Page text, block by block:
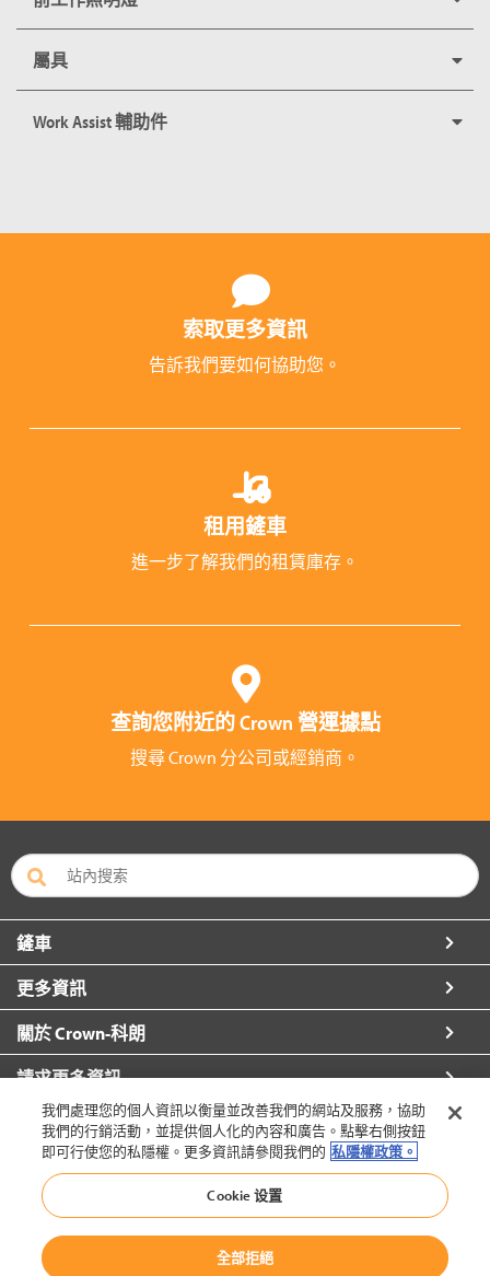
屬具
Work Assist 輔助件
索取更多資訊
告訴我們要如何協助您。
租用鏟車
進一步了解我們的租賃庫存。
查詢您附近的 Crown 營運據點
搜尋 Crown 分公司或經銷商。
鏟車
更多資訊
關於 Crown-科朗
請求更多資訊
香港 - 繁體（切換）
回到頂端
我們處理您的個人資訊以衡量並改善我們的網站及服務，協助
我們的行銷活動，並提供個人化的內容和廣告。點擊右側按鈕
即可行使您的私隱權。更多資訊請參閱我們的 私隱權政策。
Cookie 设置
全部拒絕